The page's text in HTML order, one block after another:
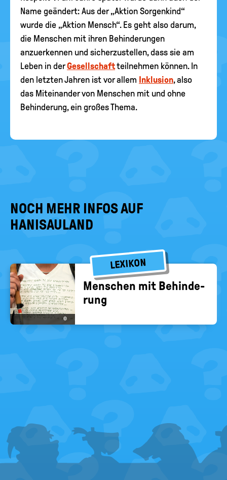
Name geändert: Aus der „Aktion Sorgenkind“
wurde die „Aktion Mensch“. Es geht also darum,
die Menschen mit ihren Behinderungen
anzuerkennen und sicherzustellen, dass sie am
Leben in derGesellschaftteilnehmen können. In
den letzten Jahren ist vor allem Inklusion, also
das Miteinander von Menschen mit und ohne
Behinderung, ein großes Thema.
NOCH MEHR INFOS AUF
HANISAULAND
LEXIKON
©
Men­schen mit Be­hin­de­
rung
FOOTER
MENU